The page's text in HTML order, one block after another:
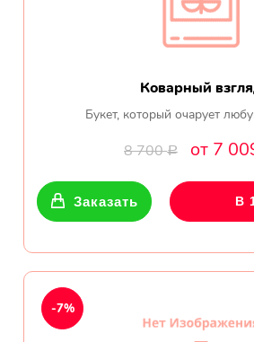
Коварный
Букет, который очарует
8 700Р от 7
Заказать В
-7%